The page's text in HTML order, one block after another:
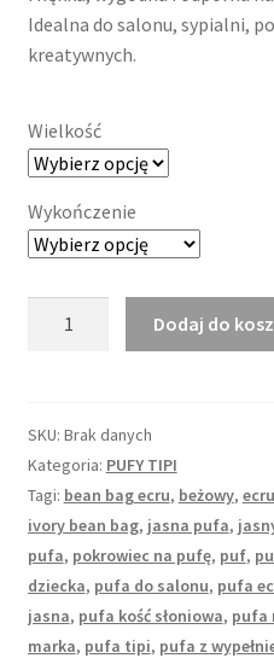
Idealna do salonu, sypialni,
kreatywnych.
Wielkość
Wykończenie
worek
sako
kość
słoniowa
Dodaj do
SKU: Brak danych
Kategoria: PUFY TIPI
Tagi: bean bag ecru, beżowy, ecru
ivory bean bag, jasna pufa,
pufa, pokrowiec na pufę, puf,
dziecka, pufa do salonu, pufa
jasna, pufa kość słoniowa, pufa
marka, pufa tipi, pufa z